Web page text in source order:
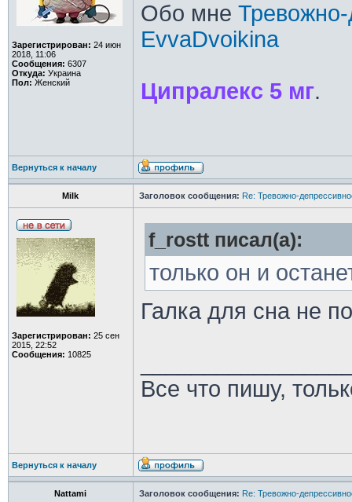
Зарегистрирован: 24 июн
2018, 11:06
Сообщения: 6307
Откуда: Украина
Пол: Женский
Обо мне Тревожно-
EvvaDvoikina
Ципралекс 5 мг.
Вернуться к началу
Milk Заголовок сообщения: Re: Тревожно-
Зарегистрирован: 25 сен
2015, 22:52
Сообщения: 10825
f_rostt писал(а):
только он и
Галка для сна не
Все что пишу,
Вернуться к началу
Nattami Заголовок сообщения: Re: Тревожно-